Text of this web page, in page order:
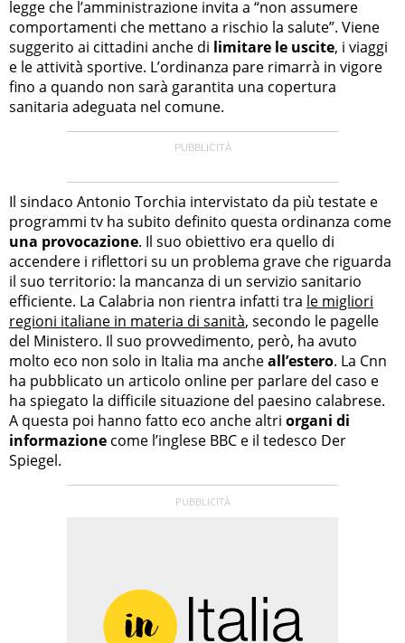
legge che l’amministrazione invita a “non assumere
comportamenti che mettano a rischio la salute”. Viene
suggerito ai cittadini anche di limitare le uscite, i viaggi
e le attività sportive. L’ordinanza pare rimarrà in vigore
fino a quando non sarà garantita una copertura
sanitaria adeguata nel comune.
Il sindaco Antonio Torchia intervistato da più testate e
programmi tv ha subito definito questa ordinanza come
una provocazione. Il suo obiettivo era quello di
accendere i riflettori su un problema grave che riguarda
il suo territorio: la mancanza di un servizio sanitario
efficiente. La Calabria non rientra infatti tra le migliori
regioni italiane in materia di sanità, secondo le pagelle
del Ministero. Il suo provvedimento, però, ha avuto
molto eco non solo in Italia ma ancheall’estero. La Cnn
ha pubblicato un articolo online per parlare del caso e
ha spiegato la difficile situazione del paesino calabrese.
A questa poi hanno fatto eco anche altri organi di
informazione come l’inglese BBC e il tedesco Der
Spiegel.